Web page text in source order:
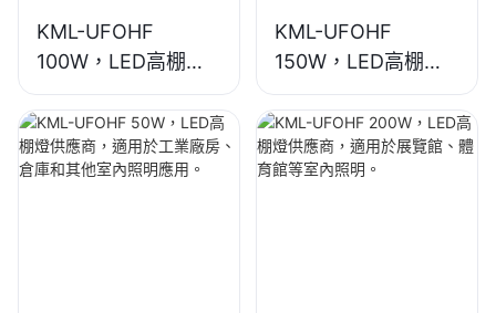
KML-UFOHF
100W，LED高棚燈
供應商，適用於工業
廠房、倉庫和其他室
內照明應用。
KML-UFOHF
150W，LED高棚燈
供應商，適用於工業
廠房、體育館等室內
照明。